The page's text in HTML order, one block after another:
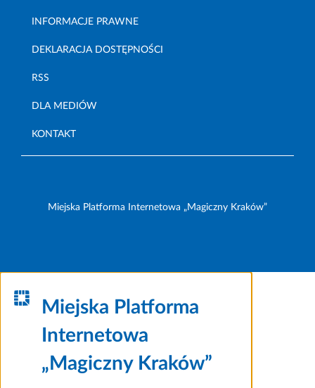
INFORMACJE PRAWNE
DEKLARACJA DOSTĘPNOŚCI
RSS
DLA MEDIÓW
KONTAKT
Miejska Platforma Internetowa „Magiczny Kraków”
Miejska Platforma
Internetowa
„Magiczny Kraków”